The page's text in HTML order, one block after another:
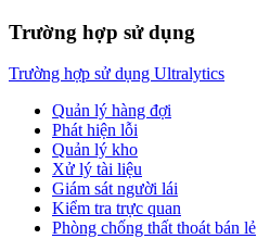
Trường hợp sử dụng
Trường hợp sử dụng Ultralytics
Quản lý hàng đợi
Phát hiện lỗi
Quản lý kho
Xử lý tài liệu
Giám sát người lái
Kiểm tra trực quan
Phòng chống thất thoát bán lẻ